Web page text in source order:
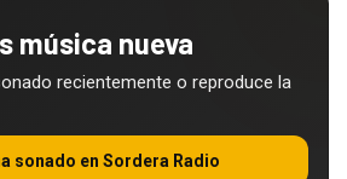
música nueva
recientemente o reproduce la
sonado en Sordera Radio